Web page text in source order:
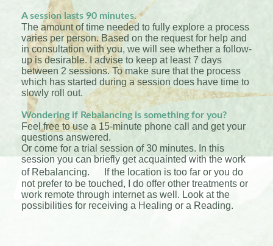
A session lasts 90 minutes.
The amount of time needed to fully explore a process
varies per person. Based on the request for help and
in consultation with you, we will see whether a follow-
up is desirable. I advise to keep at least 7 days
between 2 sessions. To make sure that the process
which has started during a session does have time to
slowly roll out.
Wondering if Rebalancing is something for you?
Feel free to use a 15-minute phone call and get your
questions answered.
Or come for a trial session of 30 minutes. In this
session you can briefly get acquainted with the work
of Rebalancing. If the location is too far or you do
not prefer to be touched, I do offer other treatments or
work remote through internet as well. Look at the
possibilities for receiving a Healing or a Reading.